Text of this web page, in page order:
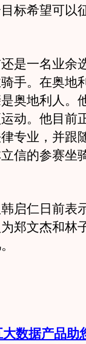
标希望可以
一名业余
手。在奥地
奥地利人。
动。他目前
专业，并跟
信的参赛坐
仁日前表
郑文杰和林
数据产品助